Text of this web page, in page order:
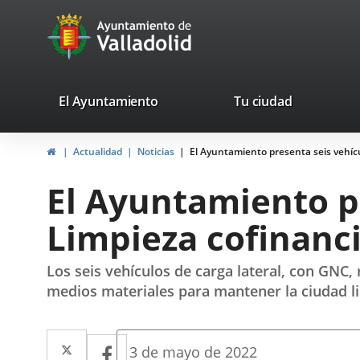
Portal
Web
Ayuntamiento
de
valladolid.es
El Ayuntamiento Tu ciudad
InicioActualidad Noticias El Ayuntamiento presenta seis
El Ayuntamiento
Limpieza
Los seis vehículos de carga lateral, con
medios materiales para mantener la ciudad
Twitter
EnlaceFacebook
Enlace
Fecha
3 de mayo de 2022